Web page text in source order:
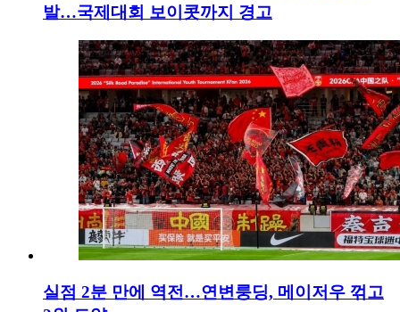
발…국제대회 보이콧까지 경고
실점 2분 만에 역전…연변룽딩, 메이저우 꺾고